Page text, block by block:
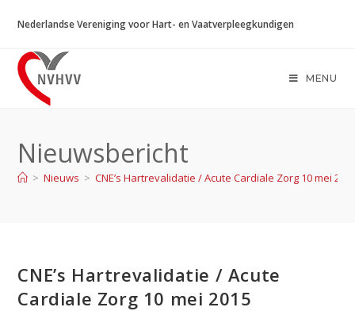
naar
inhoud
Nederlandse Vereniging voor Hart- en Vaatverpleegkundigen
MENU
Nieuwsbericht
> Nieuws > CNE’s Hartrevalidatie / Acute Cardiale Zorg 10 mei
CNE’s Hartrevalidatie / Acute
Cardiale Zorg 10 mei 2015